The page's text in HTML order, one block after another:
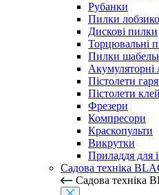
Рубанки
Пилки
Дискові пилки
Торцювальні
Пилки
Акумуляторні
Пістолети
Пістолети
Фрезери
Компресори
Краскопульти
Викрутки
Приладдя для
Садова техніка
Садова техніка